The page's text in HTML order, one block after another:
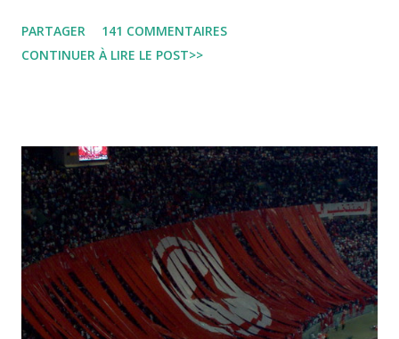
Leila fi amarikia Little Sarah American girl Massir mots a
dire Mouch ex Mazzika Tun...
PARTAGER
141 COMMENTAIRES
CONTINUER À LIRE LE POST>>